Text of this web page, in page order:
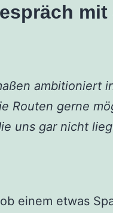
ambitioniert
Routen gerne
uns gar nicht
einem etwas